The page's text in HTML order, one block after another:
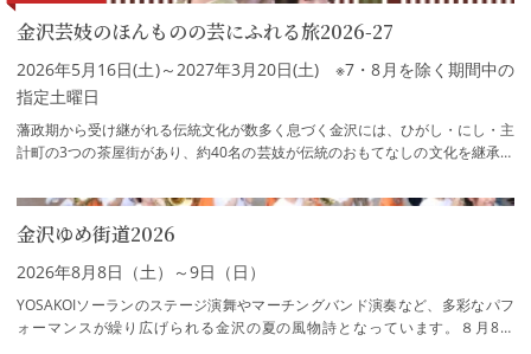
金沢芸妓のほんものの芸にふれる旅2026-27
2026年5月16日(土)～2027年3月20日(土) ※7・8月を除く期間中の
指定土曜日
藩政期から受け継がれる伝統文化が数多く息づく金沢には、ひがし・にし・主
計町の3つの茶屋街があり、約40名の芸妓が伝統のおもてなしの文化を継承し
金沢ゆめ街道2026
2026年8月8日（土）～9日（日）
YOSAKOIソーランのステージ演舞やマーチングバンド演奏など、多彩なパフ
ォーマンスが繰り広げられる金沢の夏の風物詩となっています。８月8日